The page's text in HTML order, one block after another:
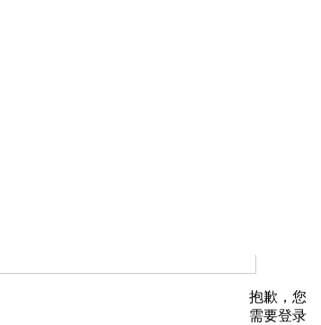
抱歉，您
需要登录